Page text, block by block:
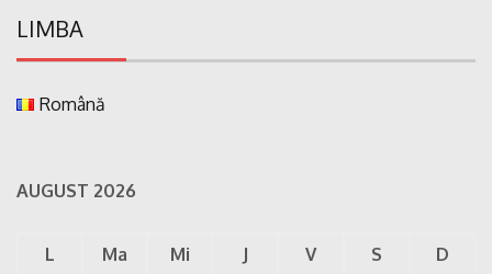
LIMBA
Română
AUGUST 2026
L Ma Mi J V S
D